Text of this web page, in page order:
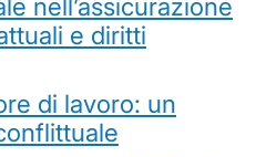
nell’assicurazione
e diritti
di lavoro: un